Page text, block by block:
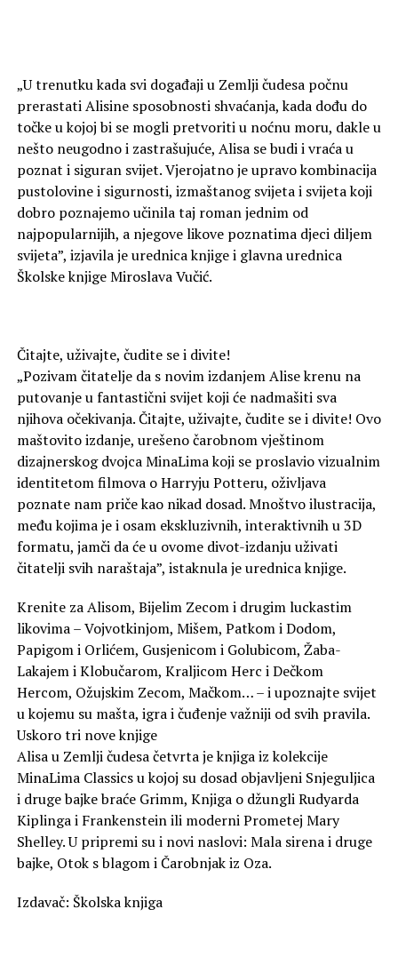
„U trenutku kada svi događaji u Zemlji čudesa počnu
prerastati Alisine sposobnosti shvaćanja, kada dođu do
točke u kojoj bi se mogli pretvoriti u noćnu moru, dakle u
nešto neugodno i zastrašujuće, Alisa se budi i vraća u
poznat i siguran svijet. Vjerojatno je upravo kombinacija
pustolovine i sigurnosti, izmaštanog svijeta i svijeta koji
dobro poznajemo učinila taj roman jednim od
najpopularnijih, a njegove likove poznatima djeci diljem
svijeta”, izjavila je urednica knjige i glavna urednica
Školske knjige Miroslava Vučić.
Čitajte, uživajte, čudite se i divite!
„Pozivam čitatelje da s novim izdanjem Alise krenu na
putovanje u fantastični svijet koji će nadmašiti sva
njihova očekivanja. Čitajte, uživajte, čudite se i divite! Ovo
maštovito izdanje, urešeno čarobnom vještinom
dizajnerskog dvojca MinaLima koji se proslavio vizualnim
identitetom filmova o Harryju Potteru, oživljava
poznate nam priče kao nikad dosad. Mnoštvo ilustracija,
među kojima je i osam ekskluzivnih, interaktivnih u 3D
formatu, jamči da će u ovome divot-izdanju uživati
čitatelji svih naraštaja”, istaknula je urednica knjige.
Krenite za Alisom, Bijelim Zecom i drugim luckastim
likovima – Vojvotkinjom, Mišem, Patkom i Dodom,
Papigom i Orlićem, Gusjenicom i Golubicom, Žaba-
Lakajem i Klobučarom, Kraljicom Herc i Dečkom
Hercom, Ožujskim Zecom, Mačkom… – i upoznajte svijet
u kojemu su mašta, igra i čuđenje važniji od svih pravila.
Uskoro tri nove knjige
Alisa u Zemlji čudesa četvrta je knjiga iz kolekcije
MinaLima Classics u kojoj su dosad objavljeni Snjeguljica
i druge bajke braće Grimm, Knjiga o džungli Rudyarda
Kiplinga i Frankenstein ili moderni Prometej Mary
Shelley. U pripremi su i novi naslovi: Mala sirena i druge
bajke, Otok s blagom i Čarobnjak iz Oza.
Izdavač: Školska knjiga